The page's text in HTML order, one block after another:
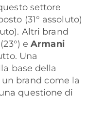
settore
(31° assoluto)
Altri brand
(23°) eArmani
Una
base della
brand come la
questione di